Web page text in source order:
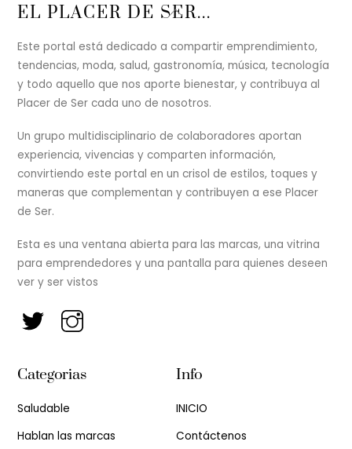
Back
Top
EL PLACER DE SER...
Este portal está dedicado a compartir emprendimiento,
tendencias, moda, salud, gastronomía, música, tecnología
y todo aquello que nos aporte bienestar, y contribuya al
Placer de Ser cada uno de nosotros.
Un grupo multidisciplinario de colaboradores aportan
experiencia, vivencias y comparten información,
convirtiendo este portal en un crisol de estilos, toques y
maneras que complementan y contribuyen a ese Placer
de Ser.
Esta es una ventana abierta para las marcas, una vitrina
para emprendedores y una pantalla para quienes deseen
ver y ser vistos
Categorias
Saludable
Hablan las marcas
Info
INICIO
Contáctenos